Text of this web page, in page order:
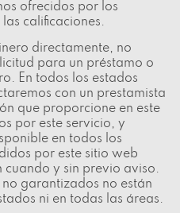
ofrecidos por los
calificaciones.
directamente, no
para un préstamo o
En todos los estados
con un prestamista
que proporcione en este
por este servicio, y
en todos los
por este sitio web
cuando y sin previo aviso.
garantizados no están
ni en todas las áreas.